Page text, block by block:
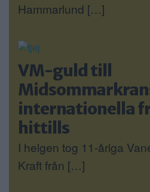
Hammarlund […]
VM-guld till
internationella
hittills
I helgen tog 11-åriga
Kraft från […]